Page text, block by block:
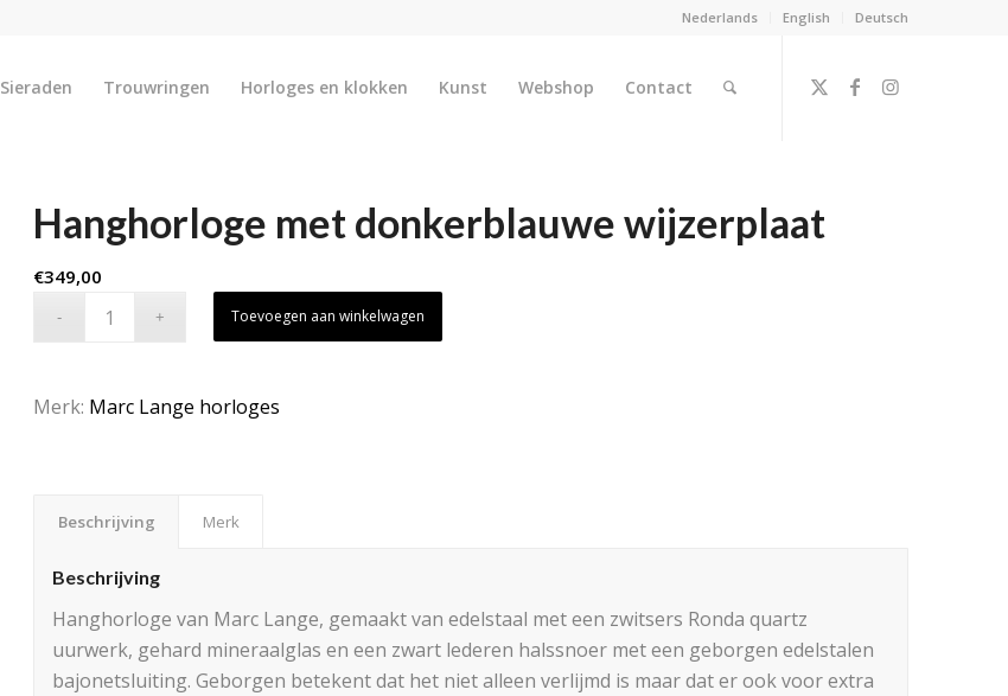
Nederlands English Deutsch
Sieraden Trouwringen Horloges en klokken Kunst Webshop Contact
Hanghorloge met donkerblauwe wijzerplaat
€349,00
Toevoegen aan winkelwagen
Merk: Marc Lange horloges
Beschrijving Merk
Beschrijving
Hanghorloge van Marc Lange, gemaakt van edelstaal met een zwitsers Ronda quartz
uurwerk, gehard mineraalglas en een zwart lederen halssnoer met een geborgen edelstalen
bajonetsluiting. Geborgen betekent dat het niet alleen verlijmd is maar dat er ook voor extra